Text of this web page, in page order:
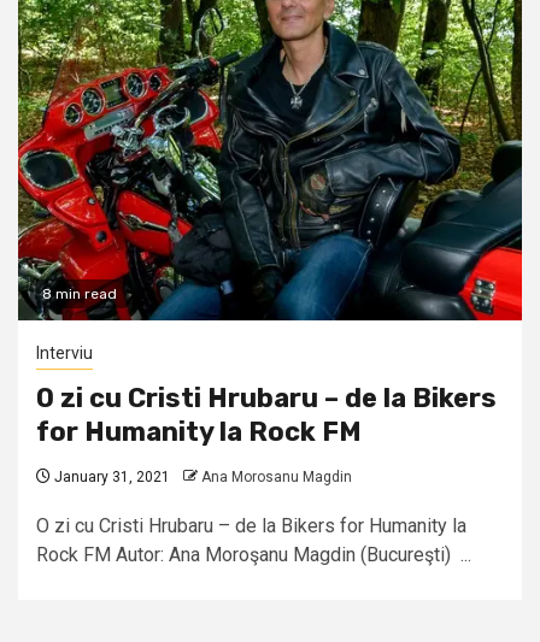
8 min read
Interviu
O zi cu Cristi Hrubaru – de la Bikers
for Humanity la Rock FM
January 31, 2021 Ana Morosanu Magdin
O zi cu Cristi Hrubaru – de la Bikers for Humanity la
Rock FM Autor: Ana Moroşanu Magdin (Bucureşti) ...